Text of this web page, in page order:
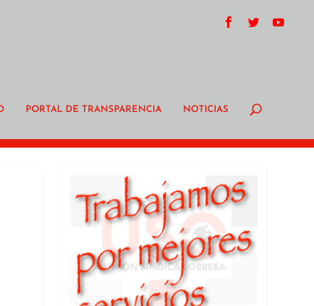
PORTAL DE TRANSPARENCIA NOTICIAS